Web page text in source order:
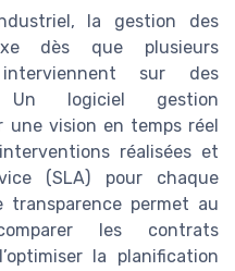
la gestion des
dès que plusieurs
sur des
Un logiciel gestion
une vision en temps réel
réalisées et
(SLA) pour chaque
permet au
les contrats
la planification